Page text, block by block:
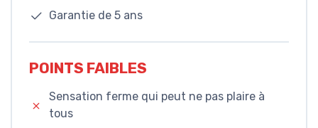
Garantie de 5 ans
POINTS FAIBLES
Sensation ferme qui peut ne pas plaire à
tous